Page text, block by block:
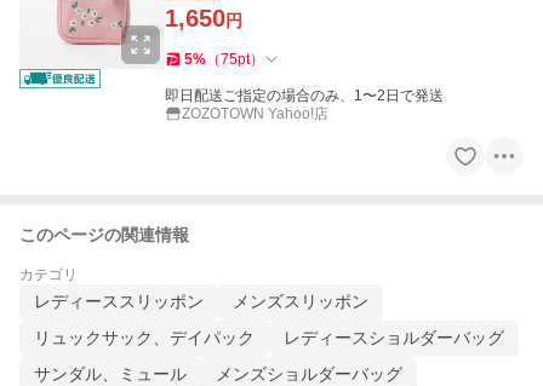
1,650円
5% （75pt）
即日配送ご指定の場合のみ、1〜2日で発送
ZOZOTOWN Yahoo!店
このページの関連情報
カテゴリ
レディーススリッポン
メンズスリッポン
リュックサック、デイパック
レディースショルダーバッグ
サンダル、ミュール
メンズショルダーバッグ